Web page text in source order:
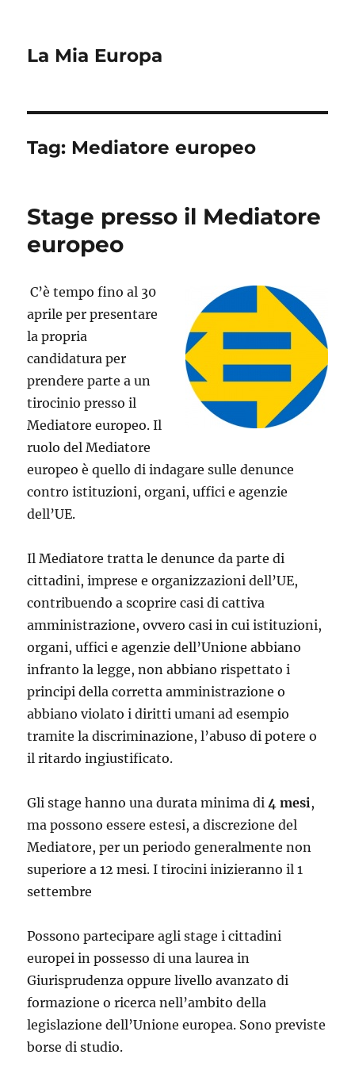
La Mia Europa
Tag: Mediatore europeo
Stage presso il Mediatore
europeo
C’è tempo fino al 30
aprile per presentare
la propria
candidatura per
prendere parte a un
tirocinio presso il
Mediatore europeo. Il
ruolo del Mediatore
europeo è quello di indagare sulle denunce
contro istituzioni, organi, uffici e agenzie
dell’UE.
Il Mediatore tratta le denunce da parte di
cittadini, imprese e organizzazioni dell’UE,
contribuendo a scoprire casi di cattiva
amministrazione, ovvero casi in cui istituzioni,
organi, uffici e agenzie dell’Unione abbiano
infranto la legge, non abbiano rispettato i
principi della corretta amministrazione o
abbiano violato i diritti umani ad esempio
tramite la discriminazione, l’abuso di potere o
il ritardo ingiustificato.
Gli stage hanno una durata minima di4 mesi,
ma possono essere estesi, a discrezione del
Mediatore, per un periodo generalmente non
superiore a 12 mesi. I tirocini inizieranno il 1
settembre
Possono partecipare agli stage i cittadini
europei in possesso di una laurea in
Giurisprudenza oppure livello avanzato di
formazione o ricerca nell’ambito della
legislazione dell’Unione europea. Sono previste
borse di studio.